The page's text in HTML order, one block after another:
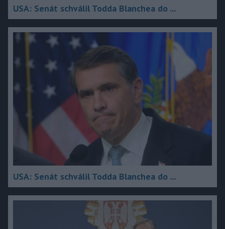
USA: Senát schválil Todda Blanchea do ...
USA: Senát schválil Todda Blanchea do ...